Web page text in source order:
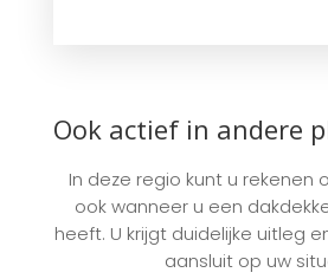
Ook actief in andere
In deze regio kunt u rekenen
ook wanneer u een
heeft. U krijgt duidelijke uitleg
aansluit op uw